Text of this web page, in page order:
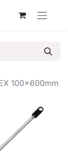
100x600mm